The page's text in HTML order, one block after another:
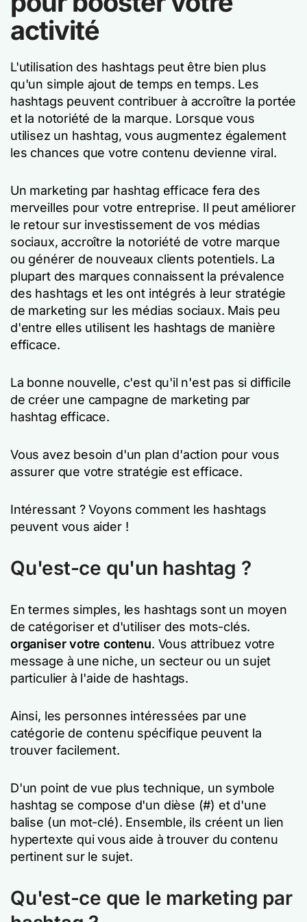
activité
L'utilisation des hashtags peut être bien plus
qu'un simple ajout de temps en temps. Les
hashtags peuvent contribuer à accroître la portée
et la notoriété de la marque. Lorsque vous
utilisez un hashtag, vous augmentez également
les chances que votre contenu devienne viral.
Un marketing par hashtag efficace fera des
merveilles pour votre entreprise. Il peut améliorer
le retour sur investissement de vos médias
sociaux, accroître la notoriété de votre marque
ou générer de nouveaux clients potentiels. La
plupart des marques connaissent la prévalence
des hashtags et les ont intégrés à leur stratégie
de marketing sur les médias sociaux. Mais peu
d'entre elles utilisent les hashtags de manière
efficace.
La bonne nouvelle, c'est qu'il n'est pas si difficile
de créer une campagne de marketing par
hashtag efficace.
Vous avez besoin d'un plan d'action pour vous
assurer que votre stratégie est efficace.
Intéressant ? Voyons comment les hashtags
peuvent vous aider !
Qu'est-ce qu'un hashtag ?
En termes simples, les hashtags sont un moyen
de catégoriser et d'utiliser des mots-clés.
organiser votre contenu. Vous attribuez votre
message à une niche, un secteur ou un sujet
particulier à l'aide de hashtags.
Ainsi, les personnes intéressées par une
catégorie de contenu spécifique peuvent la
trouver facilement.
D'un point de vue plus technique, un symbole
hashtag se compose d'un dièse (#) et d'une
balise (un mot-clé). Ensemble, ils créent un lien
hypertexte qui vous aide à trouver du contenu
pertinent sur le sujet.
Qu'est-ce que le marketing par